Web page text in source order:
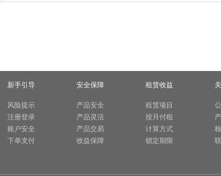
新手引导
风险提示
注册登录
账户安全
下单支付
安全保障
产品安全
产品灵活
产品交易
收益保障
租赁收益
租赁项目
按月付租
计算方式
锁定期限